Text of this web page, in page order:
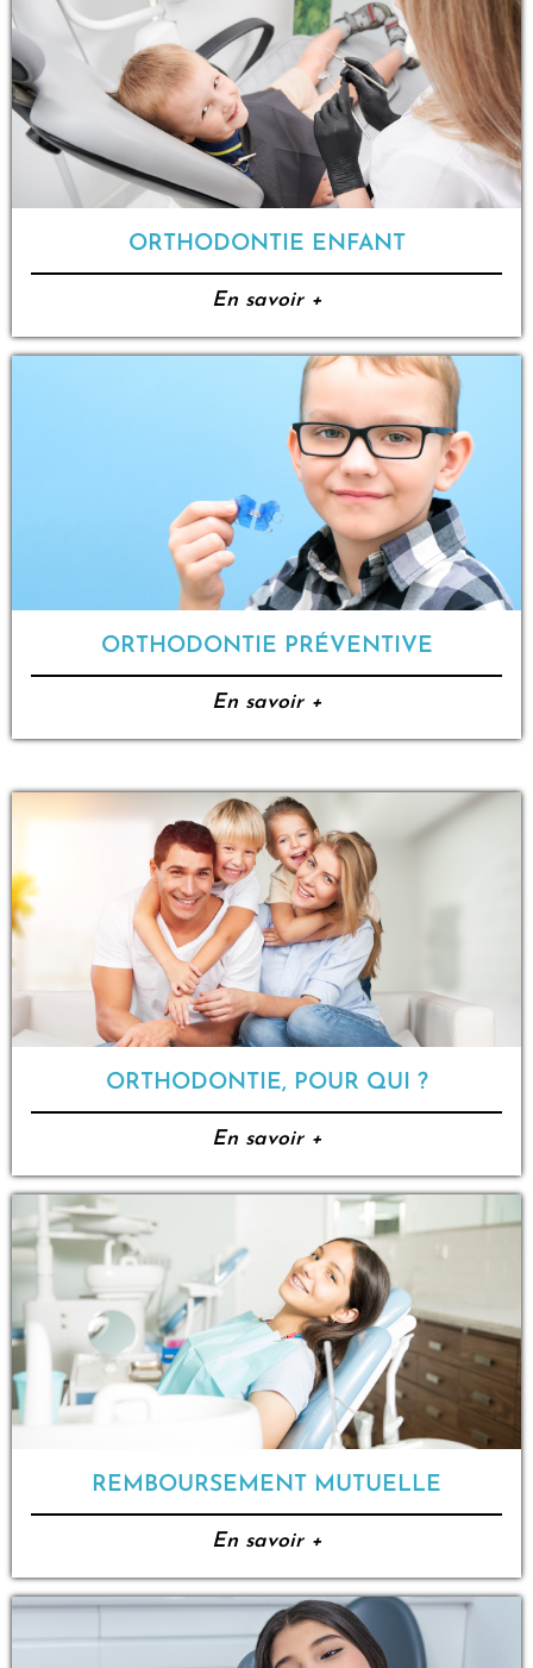
ORTHODONTIE ENFANT
En savoir +
ORTHODONTIE PRÉVENTIVE
En savoir +
ORTHODONTIE, POUR QUI ?
En savoir +
REMBOURSEMENT MUTUELLE
En savoir +